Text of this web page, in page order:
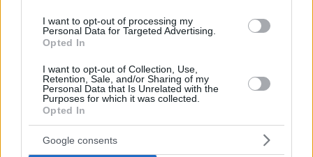
I want to opt-out of processing my
Personal Data for Targeted Advertising.
Opted In
I want to opt-out of Collection, Use,
Retention, Sale, and/or Sharing of my
Personal Data that Is Unrelated with the
Purposes for which it was collected.
Opted In
Google consents